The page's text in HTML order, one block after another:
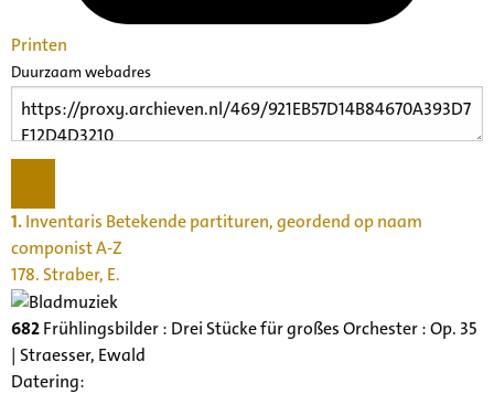
Printen
Duurzaam webadres
1.Inventaris Betekende partituren, geordend op naam
componist A-Z
178. Straber, E.
682Frühlingsbilder : Drei Stücke für großes Orchester : Op. 35
| Straesser, Ewald
Datering: